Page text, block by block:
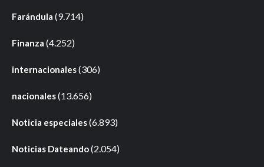
Farándula (9.714)
Finanza (4.252)
internacionales(306)
nacionales(13.656)
Noticia especiales(6.893)
Noticias Dateando(2.054)